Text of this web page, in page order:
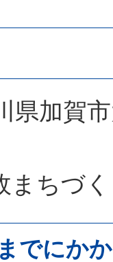
県加賀
まちづ
でにか